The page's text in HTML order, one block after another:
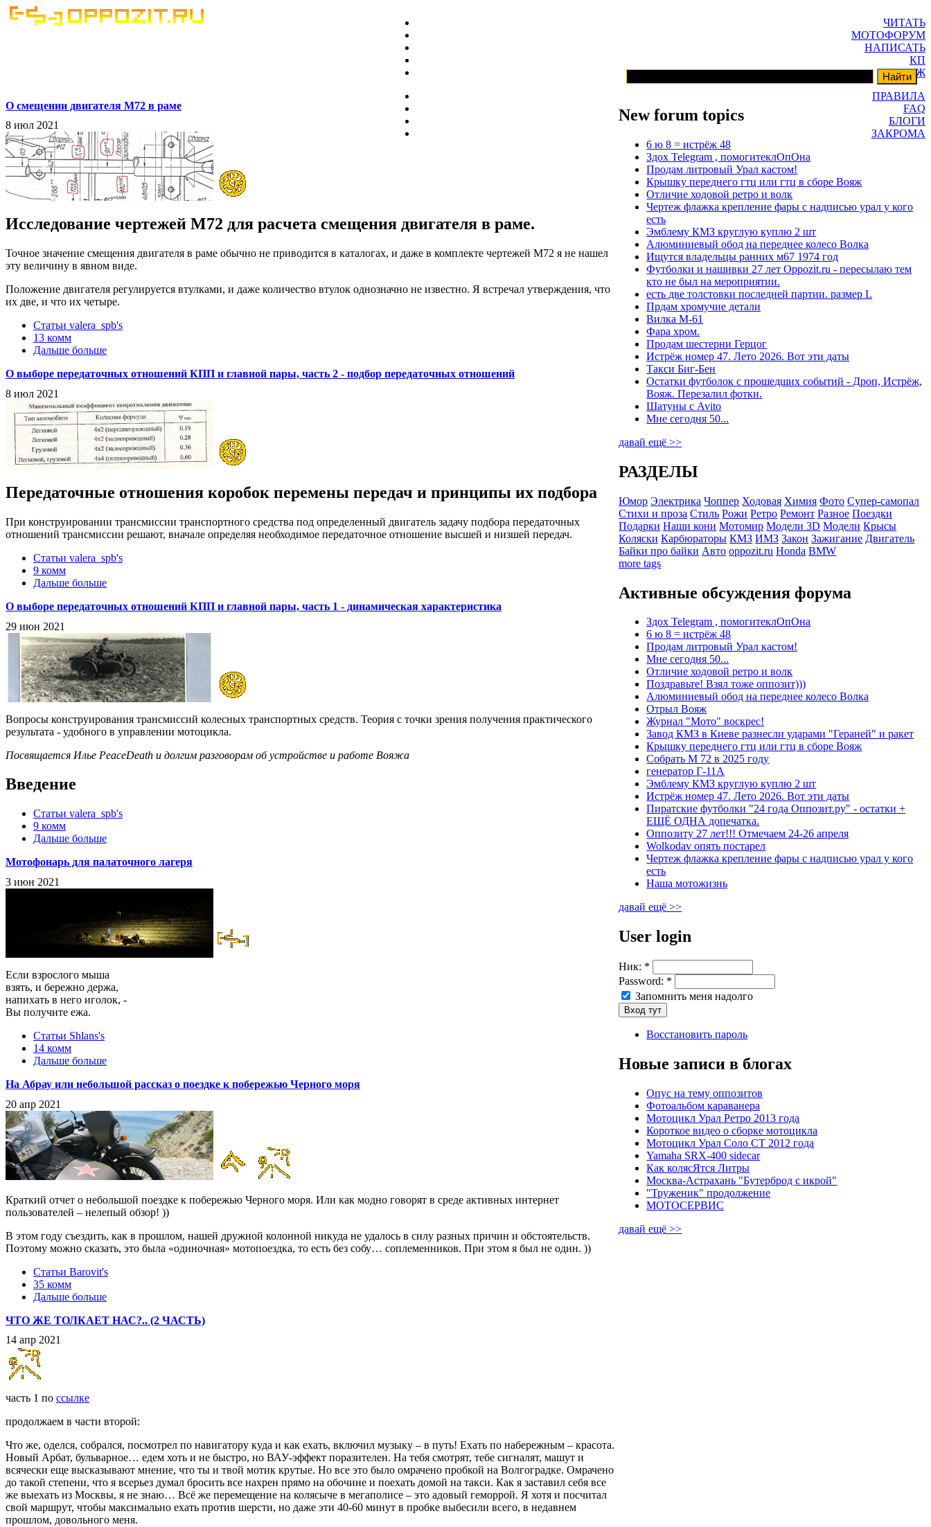
ЧИТАТЬ
МОТОФОРУМ
НАПИСАТЬ
КП
ГАРАЖ
ПРАВИЛА
FAQ
БЛОГИ
ЗАКРОМА
О смещении двигателя М72 в раме
8 июл 2021
Исследование чертежей М72 для расчета смещения двигателя в раме.
Точное значение смещения двигателя в раме обычно не приводится в каталогах, и даже в комплекте чертежей М72 я не нашел
эту величину в явном виде.
Положение двигателя регулируется втулками, и даже количество втулок однозначно не известно. Я встречал утверждения, что
их две, и что их четыре.
Статьи valera_spb's
13 комм
Дальше больше
О выборе передаточных отношений КПП и главной пары, часть 2 - подбор передаточных отношений
8 июл 2021
Передаточные отношения коробок перемены передач и принципы их подбора
При конструировании трансмиссии транспортного средства под определенный двигатель задачу подбора передаточных
отношений трансмиссии решают, вначале определяя необходимое передаточное отношение высшей и низшей передач.
Статьи valera_spb's
9 комм
Дальше больше
О выборе передаточных отношений КПП и главной пары, часть 1 - динамическая характеристика
29 июн 2021
Вопросы конструирования трансмиссий колесных транспортных средств. Теория с точки зрения получения практического
результата - удобного в управлении мотоцикла.
Посвящается Илье PeaceDeath и долгим разговорам об устройстве и работе Вояжа
Введение
Статьи valera_spb's
9 комм
Дальше больше
Мотофонарь для палаточного лагеря
3 июн 2021
Если взрослого мыша
взять, и бережно держа,
напихать в него иголок, -
Вы получите ежа.
Статьи Shlans's
14 комм
Дальше больше
На Абрау или небольшой рассказ о поездке к побережью Черного моря
20 апр 2021
Краткий отчет о небольшой поездке к побережью Черного моря. Или как модно говорят в среде активных интернет
пользователей – нелепый обзор! ))
В этом году съездить, как в прошлом, нашей дружной колонной никуда не удалось в силу разных причин и обстоятельств.
Поэтому можно сказать, это была «одиночная» мотопоездка, то есть без собу… соплеменников. При этом я был не один. ))
Статьи Barovit's
35 комм
Дальше больше
ЧТО ЖЕ ТОЛКАЕТ НАС?.. (2 ЧАСТЬ)
14 апр 2021
часть 1 по ссылке
продолжаем в части второй:
Что же, оделся, собрался, посмотрел по навигатору куда и как ехать, включил музыку – в путь! Ехать по набережным – красота.
Новый Арбат, бульварное… едем хоть и не быстро, но ВАУ-эффект поразителен. На тебя смотрят, тебе сигналят, машут и
всячески еще высказывают мнение, что ты и твой мотик крутые. Но все это было омрачено пробкой на Волгоградке. Омрачено
до такой степени, что я всерьез думал бросить все нахрен прямо на обочине и поехать домой на такси. Как я заставил себя все
же выехать из Москвы, я не знаю… Всё же перемещение на колясыче в мегаполисе – это адовый геморрой. Я хотя и посчитал
свой маршрут, чтобы максимально ехать против шерсти, но даже эти 40-60 минут в пробке выбесили всего, в недавнем
прошлом, довольного меня.
New forum topics
6 ю 8 = истрёж 48
Здох Telegram , помогитеклОпОна
Продам литровый Урал кастом!
Крышку переднего гтц или гтц в сборе Вояж
Отличие ходовой ретро и волк
Чертеж флажка крепление фары с надписью урал у кого
есть
Эмблему КМЗ круглую куплю 2 шт
Алюминиевый обод на переднее колесо Волка
Ищутся владельцы ранних м67 1974 год
Футболки и нашивки 27 лет Oppozit.ru - пересылаю тем
кто не был на мероприятии.
есть две толстовки последней партии. размер L
Прдам хромучие детали
Вилка М-61
Фара хром.
Продам шестерни Герцог
Истрёж номер 47. Лето 2026. Вот эти даты
Такси Биг-Бен
Остатки футболок с прошедших событий - Дроп, Истрёж,
Вояж. Перезалил фотки.
Шатуны с Avito
Мне сегодня 50...
давай ещё >>
РАЗДЕЛЫ
Юмор Электрика Чоппер Ходовая Химия Фото Супер-самопал
Стихи и проза Стиль Рожи Ретро Ремонт Разное Поездки
Подарки Наши кони Мотомир Модели 3D Модели Крысы
Коляски Карбюраторы КМЗ ИМЗ Закон Зажигание Двигатель
Байки про байки Авто oppozit.ru Honda BMW
more tags
Активные обсуждения форума
Здох Telegram , помогитеклОпОна
6 ю 8 = истрёж 48
Продам литровый Урал кастом!
Мне сегодня 50...
Отличие ходовой ретро и волк
Поздравьте! Взял тоже оппозит)))
Алюминиевый обод на переднее колесо Волка
Отрыл Вояж
Журнал "Мото" воскрес!
Завод КМЗ в Киеве разнесли ударами "Гераней" и ракет
Крышку переднего гтц или гтц в сборе Вояж
Собрать М 72 в 2025 году
генератор Г-11А
Эмблему КМЗ круглую куплю 2 шт
Истрёж номер 47. Лето 2026. Вот эти даты
Пиратские футболки "24 года Оппозит.ру" - остатки +
ЕЩЁ ОДНА допечатка.
Оппозиту 27 лет!!! Отмечаем 24-26 апреля
Wolkodav опять постарел
Чертеж флажка крепление фары с надписью урал у кого
есть
Наша мотожизнь
давай ещё >>
User login
Ник: *
Password: *
Запомнить меня надолго
Восстановить пароль
Новые записи в блогах
Опус на тему оппозитов
Фотоальбом караванера
Мотоцикл Урал Ретро 2013 года
Короткое видео о сборке мотоцикла
Мотоцикл Урал Соло СТ 2012 года
Yamaha SRX-400 sidecar
Как колясЯтся Литры
Москва-Астрахань "Бутерброд с икрой"
"Труженик" продолжение
МОТОСЕРВИС
давай ещё >>